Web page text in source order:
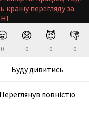
країну перегляду за
0
😧
0
😈
0
👎
0
Буду дивитись
Переглянув повністю